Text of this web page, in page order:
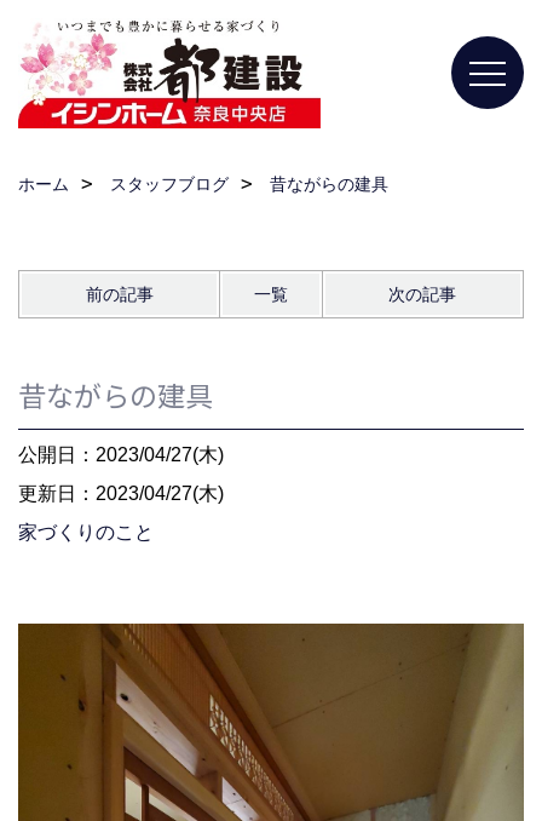
ホーム スタッフブログ 昔ながらの建具
前の記事 一覧 次の記事
昔ながらの建具
公開日：2023/04/27(木)
更新日：2023/04/27(木)
家づくりのこと